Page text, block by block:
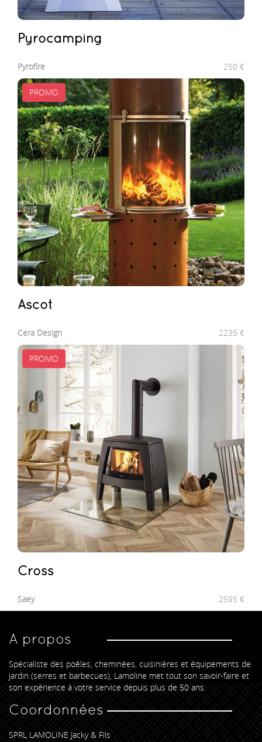
pyrocamping
Pyrofire 250 €
PROMO
ascot
Cera Design 2235 €
PROMO
Cross
Saey 2595 €
A propos
Spécialiste des poêles, cheminées, cuisinières et équipements de
jardin (serres et barbecues), Lamoline met tout son savoir-faire et
son expérience à votre service depuis plus de 50 ans.
Coordonnées
SPRL LAMOLINE Jacky & Fils